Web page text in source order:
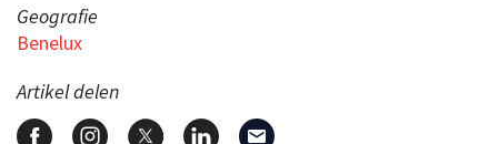
Geografie
Benelux
Artikel delen